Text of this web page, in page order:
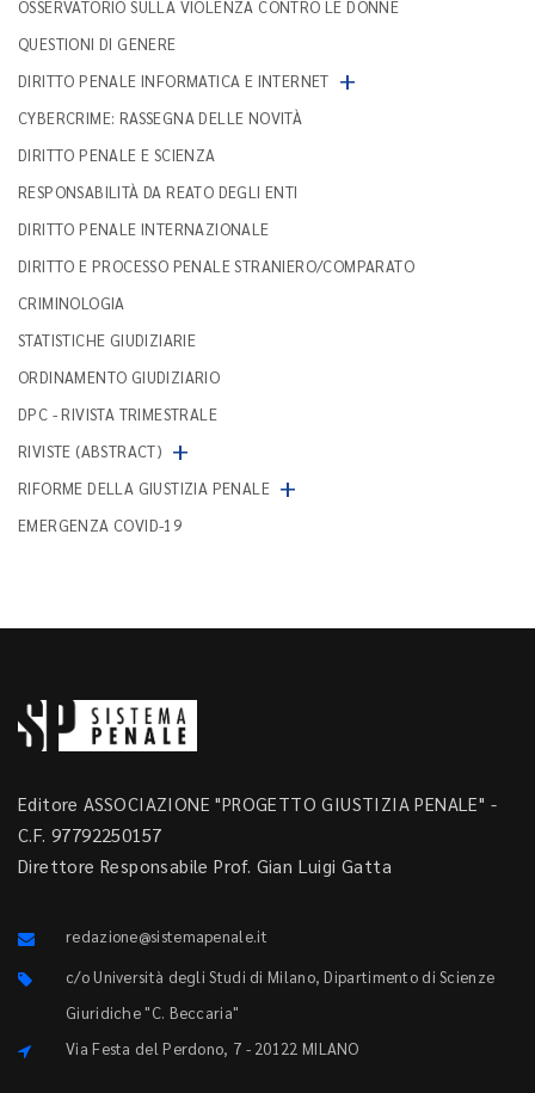
OSSERVATORIO SULLA VIOLENZA CONTRO LE DONNE
QUESTIONI DI GENERE
DIRITTO PENALE INFORMATICA E INTERNET +
CYBERCRIME: RASSEGNA DELLE NOVITÀ
DIRITTO PENALE E SCIENZA
RESPONSABILITÀ DA REATO DEGLI ENTI
DIRITTO PENALE INTERNAZIONALE
DIRITTO E PROCESSO PENALE STRANIERO/COMPARATO
CRIMINOLOGIA
STATISTICHE GIUDIZIARIE
ORDINAMENTO GIUDIZIARIO
DPC - RIVISTA TRIMESTRALE
RIVISTE (ABSTRACT) +
RIFORME DELLA GIUSTIZIA PENALE +
EMERGENZA COVID-19
Editore ASSOCIAZIONE "PROGETTO GIUSTIZIA PENALE" -
C.F. 97792250157
Direttore Responsabile Prof. Gian Luigi Gatta
redazione@sistemapenale.it
c/o Università degli Studi di Milano, Dipartimento di Scienze
Giuridiche "C. Beccaria"
Via Festa del Perdono, 7 - 20122 MILANO